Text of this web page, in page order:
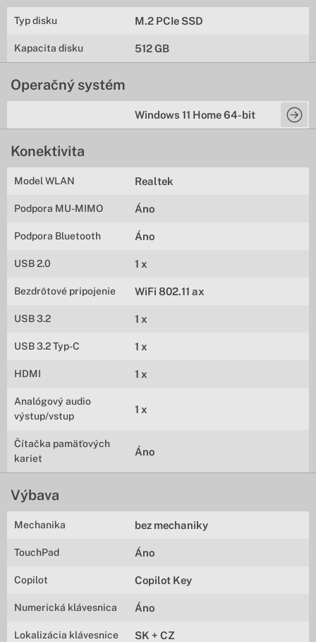
Typ disku M.2 PCIe SSD
Kapacita disku 512 GB
Operačný systém
Windows 11 Home 64-bit
Konektivita
Model WLAN Realtek
Podpora MU-MIMO Áno
Podpora Bluetooth Áno
USB 2.0 1 x
Bezdrôtové pripojenie WiFi 802.11 ax
USB 3.2 1 x
USB 3.2 Typ-C 1 x
HDMI 1 x
Analógový audio
výstup/vstup
1 x
Čítačka pamäťových
kariet
Áno
Výbava
Mechanika bez mechaniky
TouchPad Áno
Copilot Copilot Key
Numerická klávesnica Áno
Lokalizácia klávesnice SK + CZ